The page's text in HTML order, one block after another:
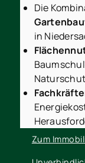
Die
in
Zum